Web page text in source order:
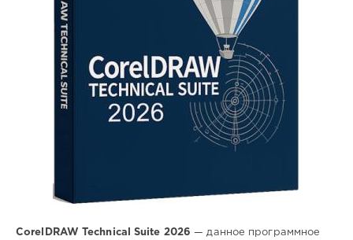
графического
дизайна
CorelDRAW Technical Suite 2026 — данное программное